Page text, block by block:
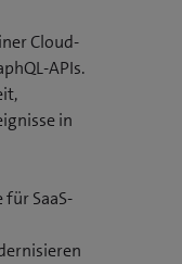
Cloud-
APIs.
in
SaaS-